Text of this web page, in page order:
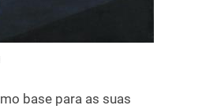
base para as suas